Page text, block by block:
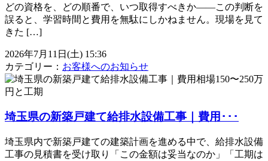
どの資格を、どの順番で、いつ取得すべきか——この判断を
誤ると、学習時間と費用を無駄にしかねません。現場を見て
きた […]
2026年7月11日(土) 15:36
カテゴリー： お客様へのお知らせ
埼玉県の新築戸建て給排水設備工事｜費用･･･
埼玉県内で新築戸建ての建築計画を進める中で、給排水設備
工事の見積書を受け取り「この金額は妥当なのか」「工期は